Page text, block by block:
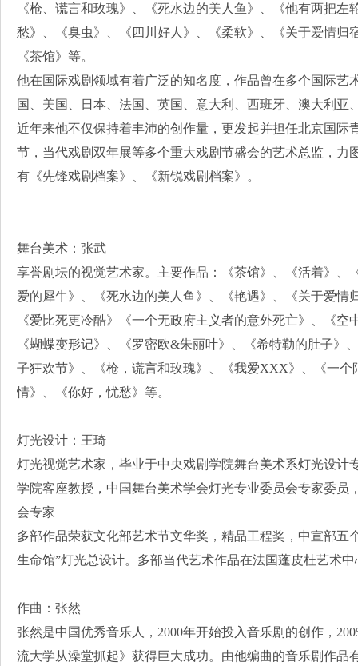
《枪、谎言和玫瑰》、《死水边的美人鱼》、《他有两把
愁》、《臭虫》、《四川好人》、《柔软》、《关于爱情归
《茶馆》等。
他在国际戏剧领域有着广泛的知名度，作品曾在多个国际艺
国、美国、日本、法国、英国、意大利、西班牙、澳大利亚
近年来他不仅保持着丰沛的创作量，更发起并担任北京国际
节，当代戏剧双年展等多个重大戏剧节盛会的艺术总监，力
有《先锋戏剧档案》、《新锐戏剧档案》。
舞台美术：张武
享誉剧坛的视觉艺术家。主要作品：《茶馆》、《活着》、
爱的犀牛》、《死水边的美人鱼》、《艳遇》、《关于爱情
《爱比死更冷酷》《一个无政府主义者的意外死亡》、《
《蝴蝶变形记》、《罗密欧&朱丽叶》、《希特勒的肚子》
子狂欢节》、《枪，谎言和玫瑰》、《我爱XXX》、《一
情》、《你好，忧愁》等。
灯光设计：王琦
灯光视觉艺术家，毕业于中央戏剧学院舞台美术系灯光设计
学院客座教授，中国舞台美术学会灯光专业委员会专家委员
会专家
多部作品荣获文化部艺术节文华奖，精品工程奖，中宣部五
生命馆”灯光总设计。多部当代艺术作品在法国蓬皮杜艺术
作曲：张然
张然是中国优秀音乐人，2000年开始投入音乐剧的创作，
流大学从澡堂抓起》获得巨大成功。由他编曲的音乐剧作品